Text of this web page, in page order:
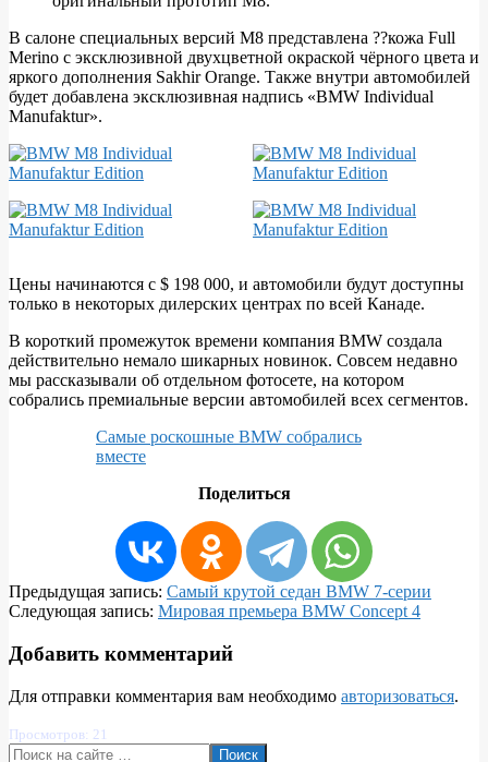
В салоне специальных версий М8 представлена ??кожа Full
Merino с эксклюзивной двухцветной окраской чёрного цвета и
яркого дополнения Sakhir Orange. Также внутри автомобилей
будет добавлена эксклюзивная надпись «BMW Individual
Manufaktur».
Цены начинаются с $ 198 000, и автомобили будут доступны
только в некоторых дилерских центрах по всей Канаде.
В короткий промежуток времени компания BMW создала
действительно немало шикарных новинок. Совсем недавно
мы рассказывали об отдельном фотосете, на котором
собрались премиальные версии автомобилей всех сегментов.
Самые роскошные BMW собрались
вместе
Поделиться
2019-
09-
Предыдущая запись: Самый крутой седан BMW 7-серии
Следующая запись: Мировая премьера BMW Concept 4
Добавить комментарий
Для отправки комментария вам необходимо авторизоваться.
Просмотров: 21
Поиск